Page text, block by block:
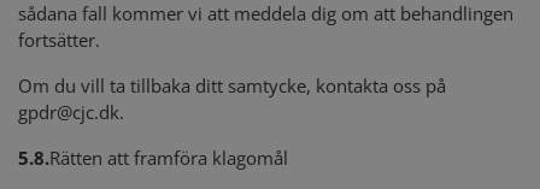
sådana fall kommer vi att meddela dig om att behandlingen
fortsätter.
Om du vill ta tillbaka ditt samtycke, kontakta oss på
gpdr@cjc.dk.
5.8.Rätten att framföra klagomål